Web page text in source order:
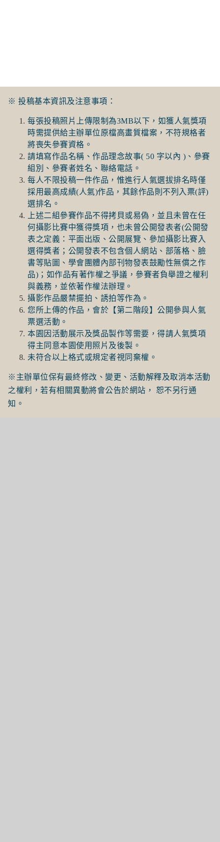
※ 投稿基本資訊及注意事項：
每張投稿照片上傳限制為3MB以下，如獲人氣獎項
時需提供給主辦單位原檔高畫質檔案，不符規格者
將喪失參賽資格。
請填寫作品名稱、作品理念故事( 50 字以內 )、參賽
組別、參賽者姓名、聯絡電話。
每人不限投稿一件作品，惟進行人氣選拔排名時僅
採用最高成績(人氣)作品，其餘作品則不列入票(評)
選排名。
上述二組參賽作品不得拷貝或易偽，並且未曾在任
何攝影比賽中獲得獎項，也未曾公開發表者(公開發
表之定義：平面出版、公開展覽、參加攝影比賽入
選得獎者；公開發表不包含個人網站、部落格、臉
書等貼圖、學會團體內部刊物發表鼓勵性無償之作
品)；如作品有著作權之爭議，參賽者負舉證之權利
與義務，並依著作權法辦理。
攝影作品嚴禁擺拍、誘拍等作為。
您所上傳的作品，會於【第二階段】公開參與人氣
票選活動。
本園因活動展示及獎品製作等需要，得請人氣獎項
得主同意本園使用照片及後製。
未符合以上格式或規定者視同棄權。
※主辦單位保有最終修改、變更、活動解釋及取消本活動
之權利，若有相關異動將會公告於網站， 恕不另行通
知。